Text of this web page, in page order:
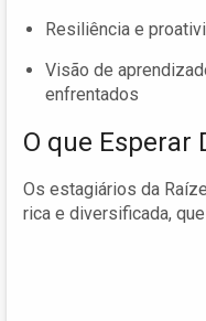
Resiliência e
Visão de
enfrentados
O que Esperar
Os estagiários da
rica e diversificada,